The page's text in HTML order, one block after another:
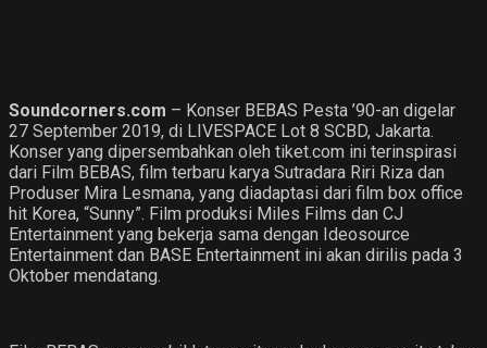
Soundcorners.com – Konser BEBAS Pesta ’90-an digelar
27 September 2019, di LIVESPACE Lot 8 SCBD, Jakarta.
Konser yang dipersembahkan oleh tiket.com ini terinspirasi
dari Film BEBAS, film terbaru karya Sutradara Riri Riza dan
Produser Mira Lesmana, yang diadaptasi dari film box office
hit Korea, “Sunny”. Film produksi Miles Films dan CJ
Entertainment yang bekerja sama dengan Ideosource
Entertainment dan BASE Entertainment ini akan dirilis pada 3
Oktober mendatang.